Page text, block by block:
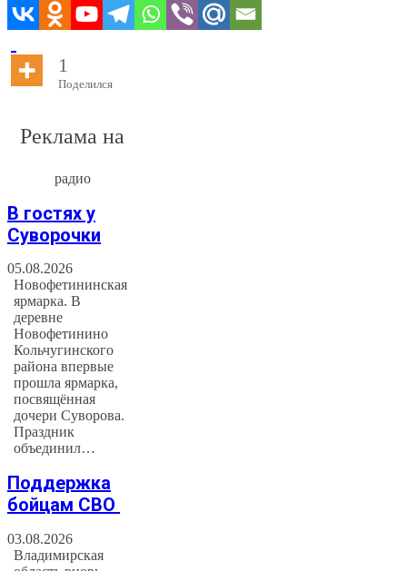
1
Поделился
Реклама на
радио
В гостях у
Суворочки
05.08.2026
Новофетининская
ярмарка. В
деревне
Новофетинино
Кольчугинского
района впервые
прошла ярмарка,
посвящённая
дочери Суворова.
Праздник
объединил…
Поддержка
бойцам СВО
03.08.2026
Владимирская